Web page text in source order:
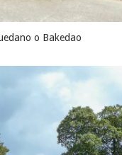
o Bakedao